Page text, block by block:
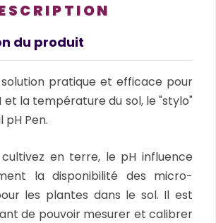
du produit
pratique et efficace pour
et la température du sol, le "stylo"
pH Pen.
cultivez en terre, le pH influence
la disponibilité des micro-
les plantes dans le sol. Il est
de pouvoir mesurer et calibrer